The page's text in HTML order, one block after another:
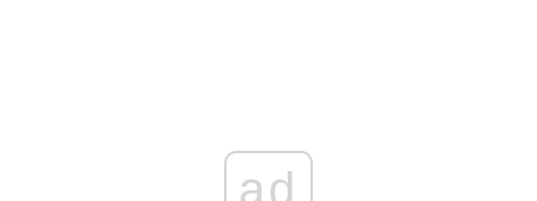
ad